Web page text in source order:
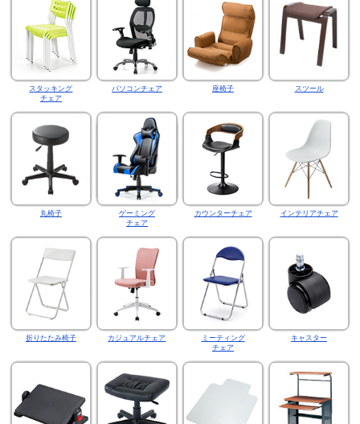
スタッキング
チェア
パソコンチェア 座椅子 スツール
丸椅子
ゲーミング
チェア
カウンターチェア インテリアチェア
折りたたみ椅子 カジュアルチェア
ミーティング
チェア
キャスター